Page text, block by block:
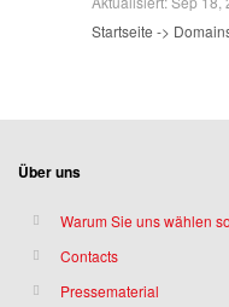
Startseite ->
Über uns
Warum Sie uns wählen
Contacts
Pressematerial